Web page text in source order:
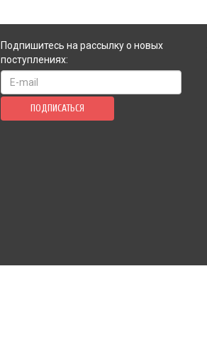
Подпишитесь на рассылку о новых
поступлениях:
ПОДПИСАТЬСЯ